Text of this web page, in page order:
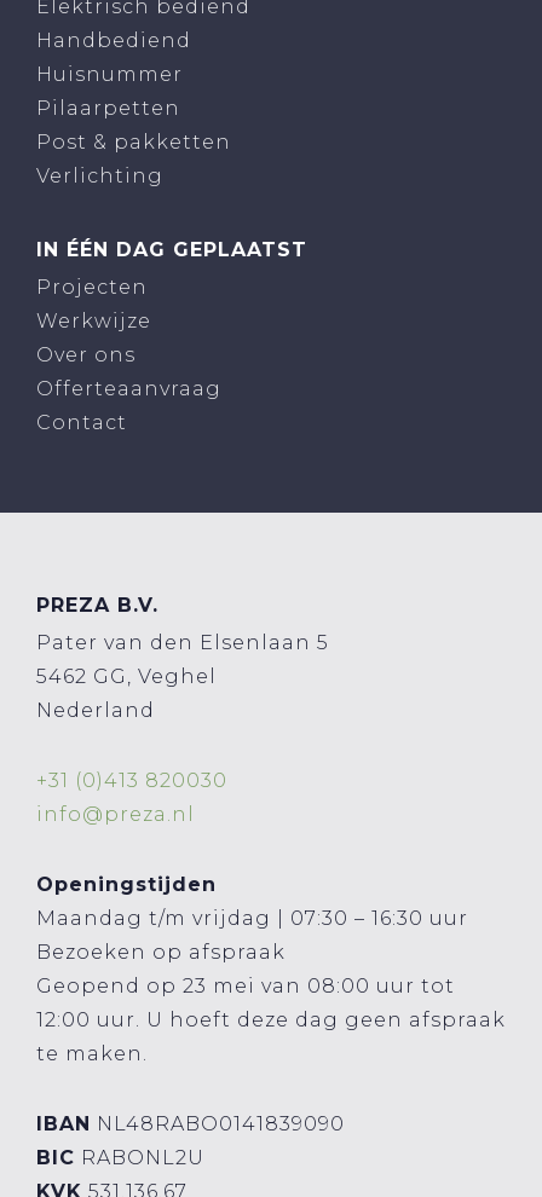
Elektrisch bediend
Handbediend
Huisnummer
Pilaarpetten
Post & pakketten
Verlichting
IN ÉÉN DAG GEPLAATST
Projecten
Werkwijze
Over ons
Offerteaanvraag
Contact
PREZA B.V.
Pater van den Elsenlaan 5
5462 GG, Veghel
Nederland
+31 (0)413 820030
info@preza.nl
Openingstijden
Maandag t/m vrijdag | 07:30 – 16:30 uur
Bezoeken op afspraak
Geopend op 23 mei van 08:00 uur tot
12:00 uur. U hoeft deze dag geen afspraak
te maken.
IBAN NL48RABO0141839090
BIC RABONL2U
KVK 531.136.67